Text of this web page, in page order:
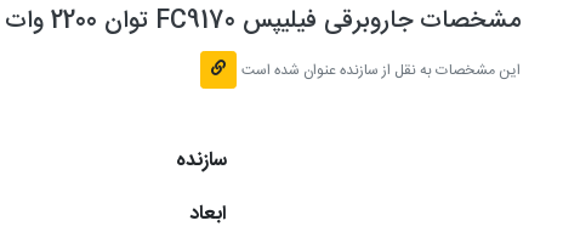
مشخصات جاروبرقی فیلیپس FC9170 توان 2200 وات
این مشخصات به نقل از سازنده عنوان شده است
سازنده
ابعاد